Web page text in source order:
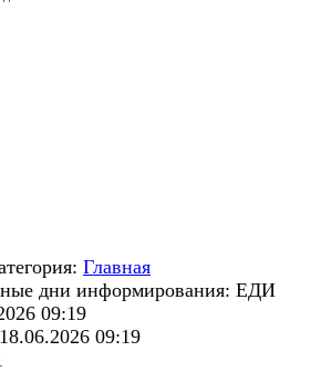
Главная
дни информирования: ЕДИ
09:19
09:19